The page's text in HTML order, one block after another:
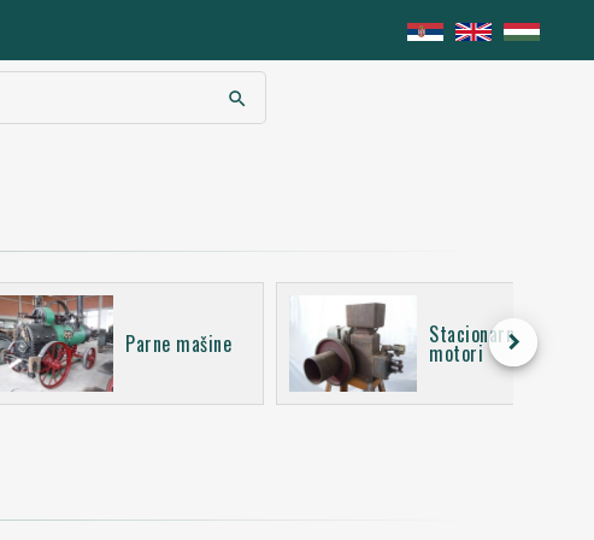
search
Parne mašine Stacionarni
motori keyboard_arrow_right